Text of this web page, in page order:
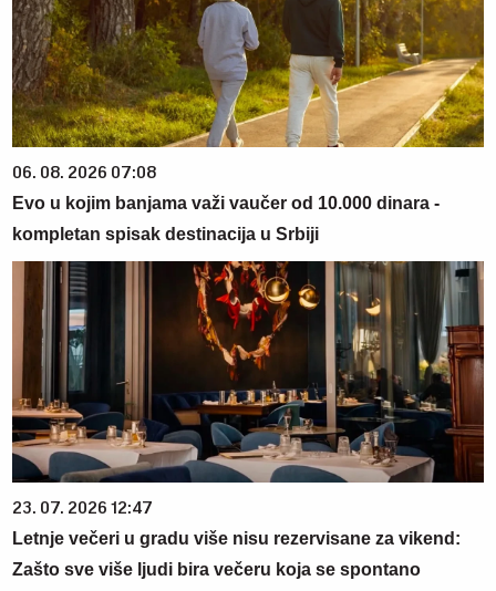
06. 08. 2026 07:08
Evo u kojim banjama važi vaučer od 10.000 dinara -
kompletan spisak destinacija u Srbiji
23. 07. 2026 12:47
Letnje večeri u gradu više nisu rezervisane za vikend:
Zašto sve više ljudi bira večeru koja se spontano